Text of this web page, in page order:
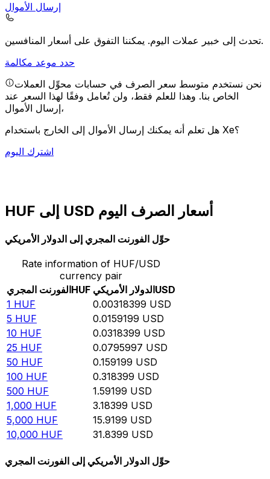
إرسال الأموال
تحدث إلى خبير عملات اليوم.يمكننا التفوق على أسعار المنافسين.
حدد موعد مكالمة
نحن نستخدم متوسط سعر الصرف في حسابات محوِّل العملات
الخاص بنا. وهذا للعلم فقط، ولن تُعامل وفقًا لهذا السعر عند
إرسال الأموال،
هل تعلم أنه يمكنك إرسال الأموال إلى الخارج باستخدام Xe؟
اشترك اليوم
HUF إلى USD أسعار الصرف اليوم
حوِّل الفورنت المجري إلى الدولار الأمريكي
Rate information of HUF/USD
currency pair
الفورنت المجريHUF الدولار الأمريكيUSD
1 HUF 0.00318399 USD
5 HUF 0.0159199 USD
10 HUF 0.0318399 USD
25 HUF 0.0795997 USD
50 HUF 0.159199 USD
100 HUF 0.318399 USD
500 HUF 1.59199 USD
1,000 HUF 3.18399 USD
5,000 HUF 15.9199 USD
10,000 HUF 31.8399 USD
حوِّل الدولار الأمريكي إلى الفورنت المجري